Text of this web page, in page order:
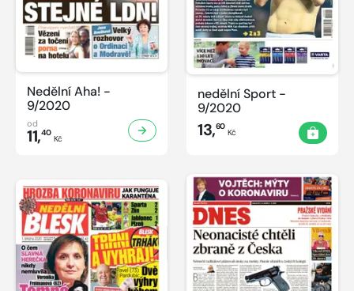
Nedělní Aha! -
9/2020
od
11,40
Kč
nedělní Sport -
9/2020
13,60
Kč